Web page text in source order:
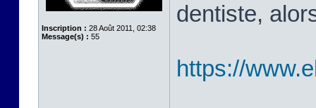
Inscription : 28 Août 2011, 02:38
Message(s) : 55
dentiste,
https://